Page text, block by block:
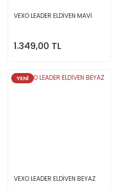
VEXO LEADER ELDİVEN MAVİ
1.349,00 TL
YENİ
VEXO LEADER ELDİVEN BEYAZ